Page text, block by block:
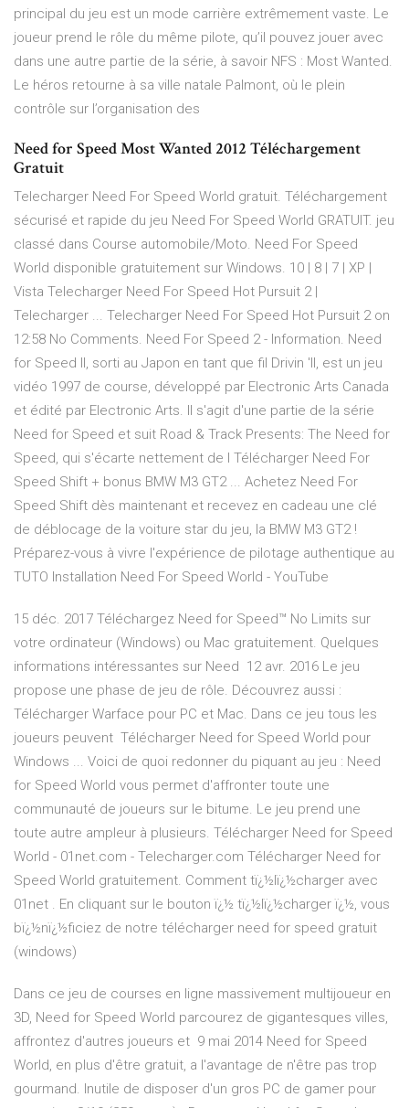
principal du jeu est un mode carrière extrêmement vaste. Le
joueur prend le rôle du même pilote, qu’il pouvez jouer avec
dans une autre partie de la série, à savoir NFS : Most Wanted.
Le héros retourne à sa ville natale Palmont, où le plein
contrôle sur l’organisation des
Need for Speed Most Wanted 2012 Téléchargement
Gratuit
Telecharger Need For Speed World gratuit. Téléchargement
sécurisé et rapide du jeu Need For Speed World GRATUIT. jeu
classé dans Course automobile/Moto. Need For Speed
World disponible gratuitement sur Windows. 10 | 8 | 7 | XP |
Vista Telecharger Need For Speed Hot Pursuit 2 |
Telecharger ... Telecharger Need For Speed Hot Pursuit 2 on
12:58 No Comments. Need For Speed 2 - Information. Need
for Speed II, sorti au Japon en tant que fil Drivin 'II, est un jeu
vidéo 1997 de course, développé par Electronic Arts Canada
et édité par Electronic Arts. Il s'agit d'une partie de la série
Need for Speed et suit Road & Track Presents: The Need for
Speed, qui s'écarte nettement de l Télécharger Need For
Speed Shift + bonus BMW M3 GT2 ... Achetez Need For
Speed Shift dès maintenant et recevez en cadeau une clé
de déblocage de la voiture star du jeu, la BMW M3 GT2 !
Préparez-vous à vivre l'expérience de pilotage authentique au
TUTO Installation Need For Speed World - YouTube
15 déc. 2017 Téléchargez Need for Speed™ No Limits sur
votre ordinateur (Windows) ou Mac gratuitement. Quelques
informations intéressantes sur Need 12 avr. 2016 Le jeu
propose une phase de jeu de rôle. Découvrez aussi :
Télécharger Warface pour PC et Mac. Dans ce jeu tous les
joueurs peuvent Télécharger Need for Speed World pour
Windows ... Voici de quoi redonner du piquant au jeu : Need
for Speed World vous permet d'affronter toute une
communauté de joueurs sur le bitume. Le jeu prend une
toute autre ampleur à plusieurs. Télécharger Need for Speed
World - 01net.com - Telecharger.com Télécharger Need for
Speed World gratuitement. Comment tï¿½lï¿½charger avec
01net . En cliquant sur le bouton ï¿½ tï¿½lï¿½charger ï¿½, vous
bï¿½nï¿½ficiez de notre télécharger need for speed gratuit
(windows)
Dans ce jeu de courses en ligne massivement multijoueur en
3D, Need for Speed World parcourez de gigantesques villes,
affrontez d'autres joueurs et 9 mai 2014 Need for Speed
World, en plus d'être gratuit, a l'avantage de n'être pas trop
gourmand. Inutile de disposer d'un gros PC de gamer pour